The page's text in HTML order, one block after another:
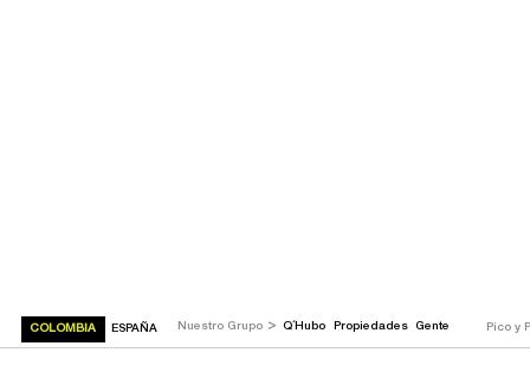
COLOMBIA ESPAÑA Nuestro Grupo > Q´Hubo Propiedades Gente Pico y